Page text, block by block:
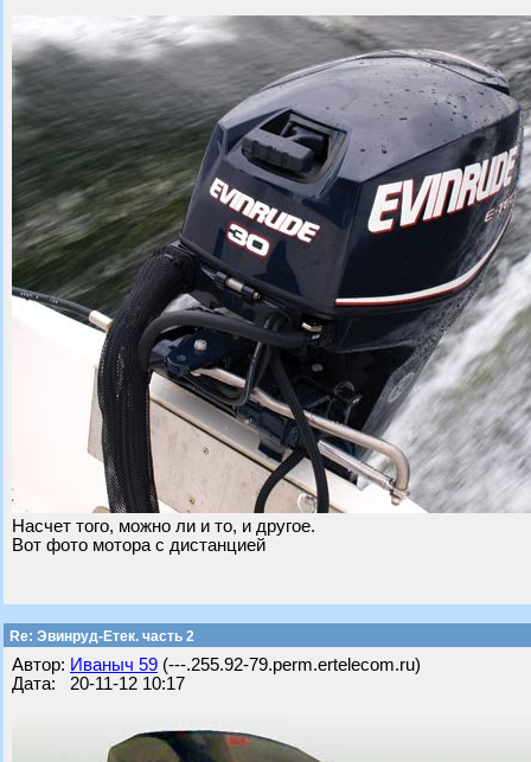
Насчет того, можно ли и то, и другое.
Вот фото мотора с дистанцией
Re: Эвинруд-Етек. часть 2
Автор: Ивaныч 59 (---.255.92-79.perm.ertelecom.ru)
Дата: 20-11-12 10:17